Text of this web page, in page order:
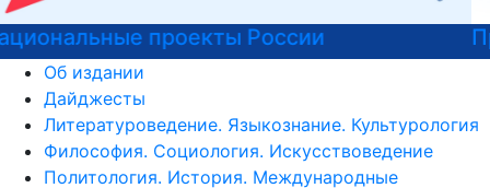
Программы профпереподготовки
Об издании
Дайджесты
Литературоведение. Языкознание. Культурология
Философия. Социология. Искусствоведение
Политология. История. Международные